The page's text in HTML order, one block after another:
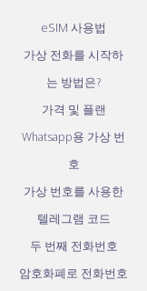
eSIM 사용법
가상 전화를 시작하
는 방법은?
가격 및 플랜
Whatsapp용 가상 번
호
가상 번호를 사용한
텔레그램 코드
두 번째 전화번호
암호화폐로 전화번호